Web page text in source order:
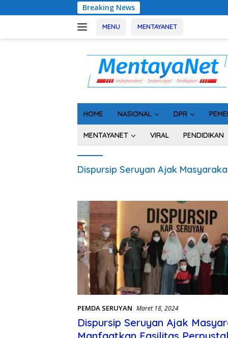
ke
Breaking News
MENU MENTAYANET
HOME NASIONAL DPR
MENTAYANET VIRAL PENDIDIKAN
Dispursip Seruyan Ajak
PEMDA SERUYAN Maret 18, 2024
Dispursip Seruyan Ajak